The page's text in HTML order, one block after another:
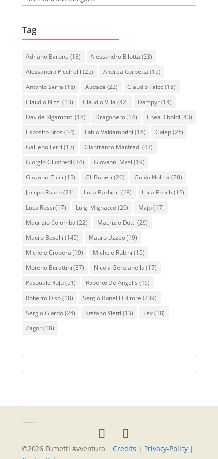
Tag
Adriano Barone (18) Alessandro Bilotta (23)
Alessandro Piccinelli (25) Andrea Corbetta (15)
Antonio Serra (18) Audace (22) Claudio Falco(18)
Claudio Nizzi (13) Claudio Villa (42) Dampyr(14)
Davide Rigamonti (15) Dragonero(14) Enea Riboldi (43)
Esposito Bros (14) Fabio Valdambrini (16) Galep(26)
Gallieno Ferri (17) Gianfranco Manfredi (43)
Giorgio Giusfredi (34) Giovanni Masi (19)
Giovanni Ticci (13) GL Bonelli (26) Guido Nolitta (28)
Jacopo Rauch(21) Luca Barbieri (18) Luca Enoch(19)
Luca Rossi (17) Luigi Mignacco(20) Majo(17)
Maurizio Colombo(22) Maurizio Dotti (29)
Mauro Boselli (145) Mauro Uzzeo(19)
Michele Cropera (19) Michele Rubini (15)
Moreno Burattini (37) Nicola Genzianella (17)
Pasquale Ruju(51) Roberto De Angelis (16)
Roberto Diso(18) Sergio Bonelli Editore (239)
Sergio Giardo(24) Stefano Vietti (13) Tex(18)
Zagor(18)
©2026Fumetti Avventura | Credits | Privacy-Policy|